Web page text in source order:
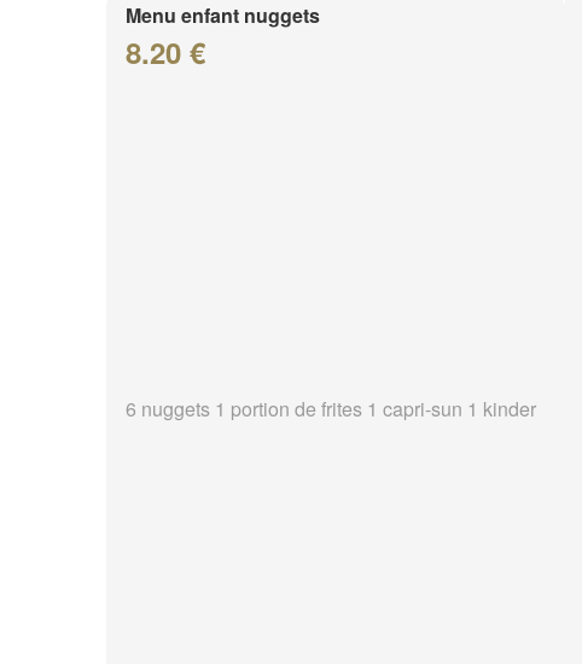
Menu enfant nuggets
8.20 €
6 nuggets 1 portion de frites 1 capri-sun 1 kinder